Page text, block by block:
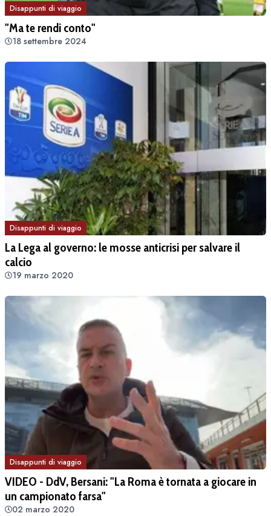
Disappunti di viaggio
"Ma te rendi conto"
18 settembre 2024
Disappunti di viaggio
La Lega al governo: le mosse anticrisi per salvare il
calcio
19 marzo 2020
Disappunti di viaggio
VIDEO - DdV, Bersani: "La Roma è tornata a giocare in
un campionato farsa"
02 marzo 2020